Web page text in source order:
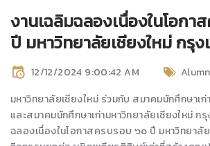
งานเฉลิมฉลองเนื่องในโอก
ปี มหาวิทยาลัยเชียงใหม่ กรุ
12/12/2024 9:00:42 AM
มหาวิทยาลัยเชียงใหม่ ร่วมกับ สมาคมนักศึกษาเก่
และสมาคมนักศึกษาเก่ามหาวิทยาลัยเชียงใหม่ ก
ฉลองเนื่องในโอกาสครบรอบ ๖๐ ปี มหาวิทยาลัย